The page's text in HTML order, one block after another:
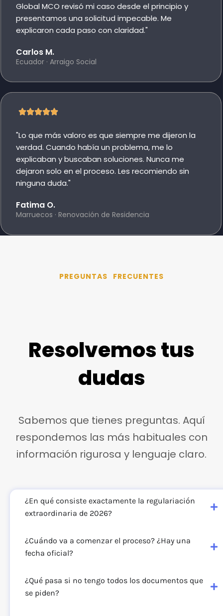
Global MCO revisó mi caso desde el principio y
presentamos una solicitud impecable. Me
explicaron cada paso con claridad."
Carlos M.
Ecuador · Arraigo Social
"Lo que más valoro es que siempre me dijeron la
verdad. Cuando había un problema, me lo
explicaban y buscaban soluciones. Nunca me
dejaron solo en el proceso. Les recomiendo sin
ninguna duda."
Fatima O.
Marruecos · Renovación de Residencia
PREGUNTAS FRECUENTES
Resolvemos tus
dudas
Sabemos que tienes preguntas. Aquí
respondemos las más habituales con
información rigurosa y lenguaje claro.
¿En qué consiste exactamente la regulariación
extraordinaria de 2026?
¿Cuándo va a comenzar el proceso? ¿Hay una
fecha oficial?
¿Qué pasa si no tengo todos los documentos que
se piden?